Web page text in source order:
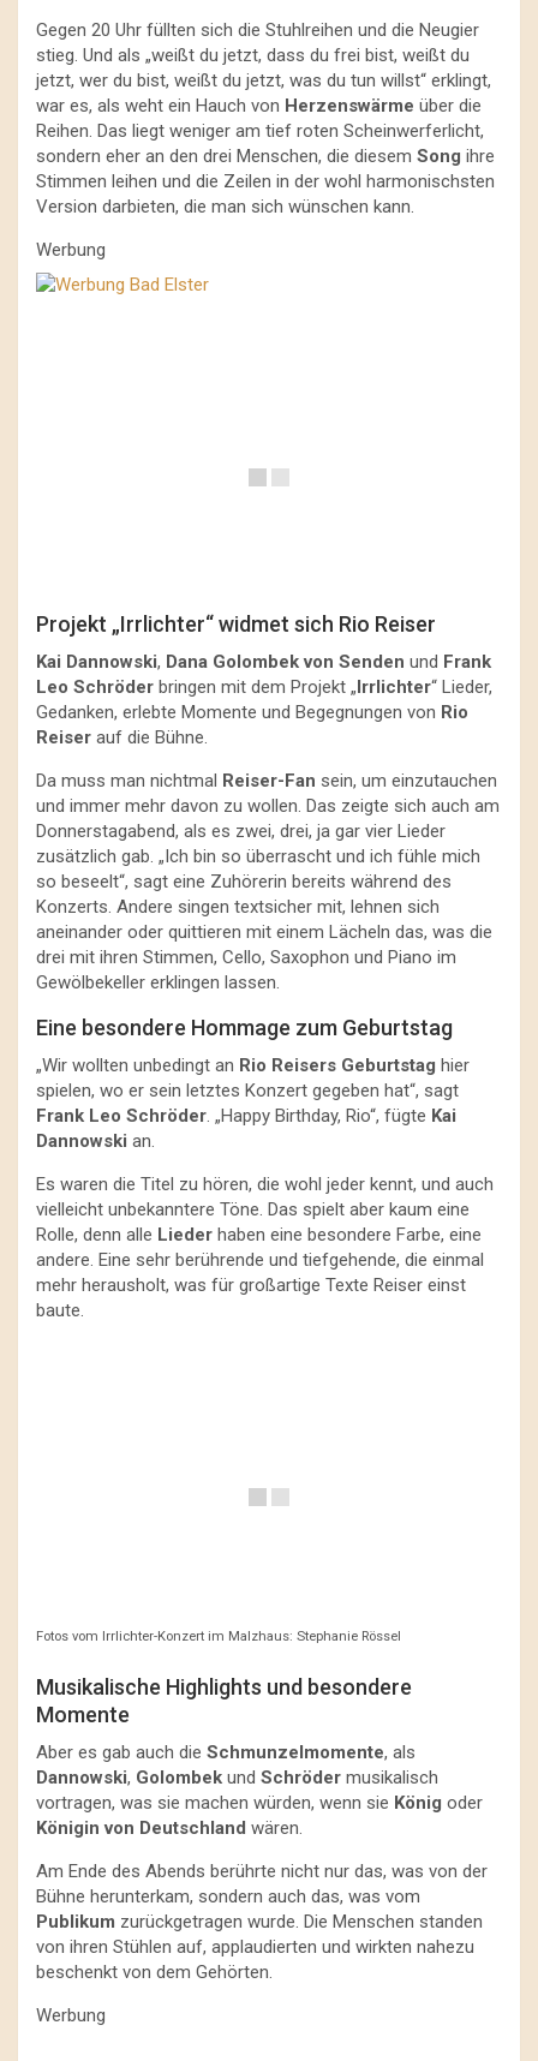
Gegen 20 Uhr füllten sich die Stuhlreihen und die Neugier
stieg. Und als „weißt du jetzt, dass du frei bist, weißt du
jetzt, wer du bist, weißt du jetzt, was du tun willst“ erklingt,
war es, als weht ein Hauch von Herzenswärme über die
Reihen. Das liegt weniger am tief roten Scheinwerferlicht,
sondern eher an den drei Menschen, die diesem Song ihre
Stimmen leihen und die Zeilen in der wohl harmonischsten
Version darbieten, die man sich wünschen kann.
Werbung
Projekt „Irrlichter“ widmet sich Rio Reiser
Kai Dannowski, Dana Golombek von Senden und Frank
Leo Schröder bringen mit dem Projekt „Irrlichter“ Lieder,
Gedanken, erlebte Momente und Begegnungen von Rio
Reiser auf die Bühne.
Da muss man nichtmal Reiser-Fan sein, um einzutauchen
und immer mehr davon zu wollen. Das zeigte sich auch am
Donnerstagabend, als es zwei, drei, ja gar vier Lieder
zusätzlich gab. „Ich bin so überrascht und ich fühle mich
so beseelt“, sagt eine Zuhörerin bereits während des
Konzerts. Andere singen textsicher mit, lehnen sich
aneinander oder quittieren mit einem Lächeln das, was die
drei mit ihren Stimmen, Cello, Saxophon und Piano im
Gewölbekeller erklingen lassen.
Eine besondere Hommage zum Geburtstag
„Wir wollten unbedingt an Rio Reisers Geburtstag hier
spielen, wo er sein letztes Konzert gegeben hat“, sagt
Frank Leo Schröder. „Happy Birthday, Rio“, fügte Kai
Dannowski an.
Es waren die Titel zu hören, die wohl jeder kennt, und auch
vielleicht unbekanntere Töne. Das spielt aber kaum eine
Rolle, denn alle Lieder haben eine besondere Farbe, eine
andere. Eine sehr berührende und tiefgehende, die einmal
mehr herausholt, was für großartige Texte Reiser einst
baute.
Fotos vom Irrlichter-Konzert im Malzhaus: Stephanie Rössel
Musikalische Highlights und besondere
Momente
Aber es gab auch die Schmunzelmomente, als
Dannowski, Golombek und Schröder musikalisch
vortragen, was sie machen würden, wenn sie König oder
Königin von Deutschland wären.
Am Ende des Abends berührte nicht nur das, was von der
Bühne herunterkam, sondern auch das, was vom
Publikum zurückgetragen wurde. Die Menschen standen
von ihren Stühlen auf, applaudierten und wirkten nahezu
beschenkt von dem Gehörten.
Werbung